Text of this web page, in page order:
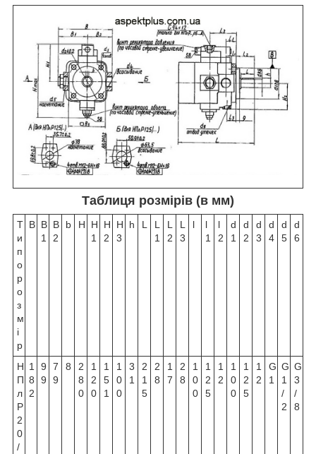
Таблиця розмірів (в мм)
Т
и
п
о
р
о
з
м
і
р
B B
1
B
2
b H
H
1
H
2
H
3
h L
L
1
L
2
L
3
l
l
1
l
2
d
1
d
2
d
3
d
4
d
5
d
6
Н
П
л
Р
2
0
/
1
8
2
9
9
7
9
8
2
8
0
1
2
0
1
5
1
1
0
0
3
1
2
1
5
2
8
1
7
2
8
1
0
0
1
2
5
1
2
1
0
0
1
2
5
1
2
G
1
G
1
/
2
G
3
/
8